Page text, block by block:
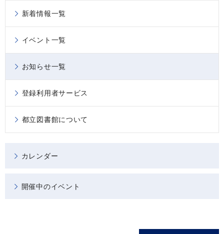
新着情報一覧
イベント一覧
お知らせ一覧
登録利用者サービス
都立図書館について
カレンダー
開催中のイベント